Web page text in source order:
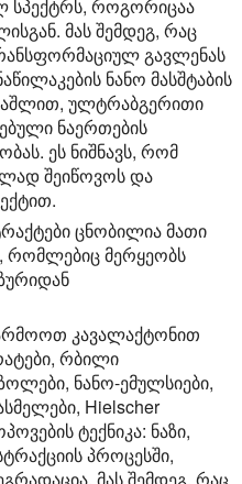
სპექტრს, როგორიცაა
მას შემდეგ, რაც
გავლენას
ნანო მასშტაბის
ულტრაბგერითი
ნაერთების
ეს ნიშნავს, რომ
შეიწოვოს და
ცნობილია მათი
რომლებიც მერყეობს
კავალაქტონით
რბილი
ნანო-ემულსიები,
Hielscher
ტექნიკა: ნაზი,
პროცესში,